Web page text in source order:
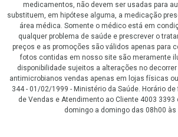
medicamentos, não devem ser usadas para
substituem, em hipótese alguma, a medicação
área médica. Somente o médico está em
qualquer problema de saúde e prescrever o
preços e as promoções são válidos apenas para
fotos contidas em nosso site são meramente
disponibilidade sujeitos a alterações no
antimicrobianos vendas apenas em lojas físicas
344 - 01/02/1999 - Ministério da Saúde. Horário
de Vendas e Atendimento ao Cliente 4003 3393
domingo a domingo das 08h00 às